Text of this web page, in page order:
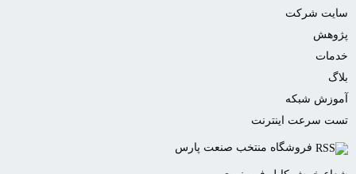
سایت شرکت
پژوهش
خدمات
بلاگ
آموزش شبکه
تست سرعت اینترنت
فروشگاه منتخب صنعت پارس